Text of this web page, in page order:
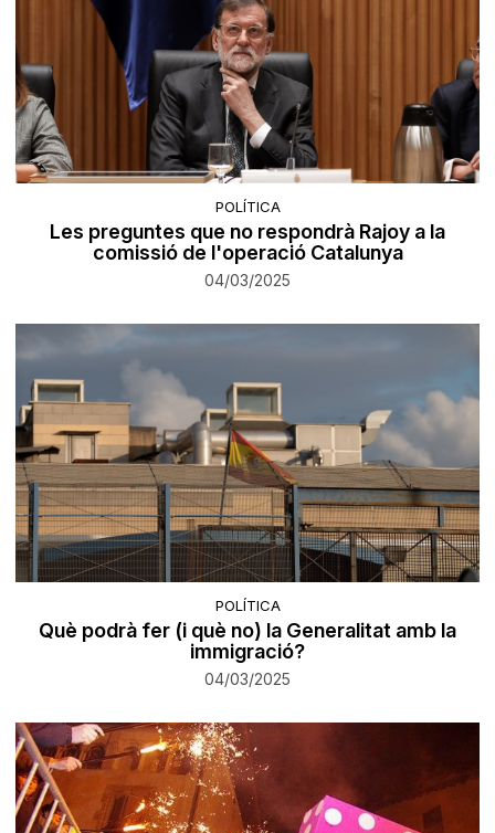
POLÍTICA
Les preguntes que no respondrà Rajoy a la
comissió de l'operació Catalunya
04/03/2025
POLÍTICA
Què podrà fer (i què no) la Generalitat amb la
immigració?
04/03/2025